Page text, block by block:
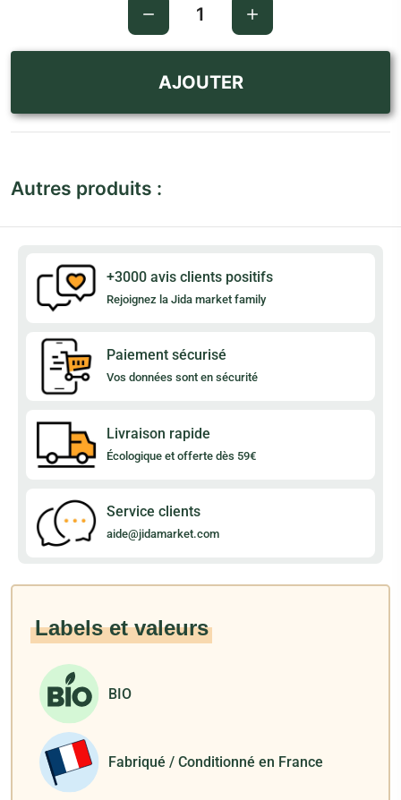
AJOUTER
Autres produits :
+3000 avis clients positifs
Rejoignez la Jida market family
Paiement sécurisé
Vos données sont en sécurité
Livraison rapide
Écologique et offerte dès 59€
Service clients
aide@jidamarket.com
Labels et valeurs
BIO
Fabriqué / Conditionné en France